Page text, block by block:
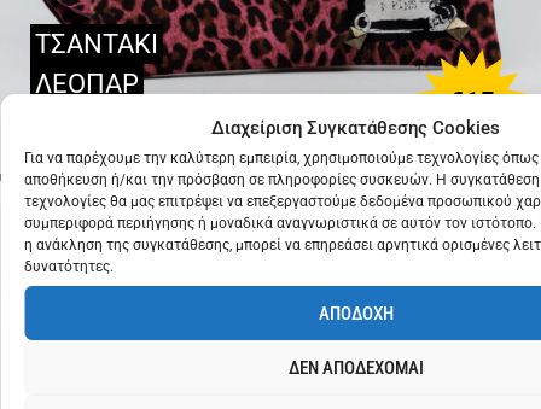
Διαχείριση Συγκατάθεσης Cookies
Για να παρέχουμε την καλύτερη εμπειρία, χρησιμοποιούμε τεχνολογίες
αποθήκευση ή/και την πρόσβαση σε πληροφορίες συσκευών. Η συγκατάθεση
τεχνολογίες θα μας επιτρέψει να επεξεργαστούμε δεδομένα προσωπικού
συμπεριφορά περιήγησης ή μοναδικά αναγνωριστικά σε αυτόν τον
η ανάκληση της συγκατάθεσης, μπορεί να επηρεάσει αρνητικά ορισμένες
δυνατότητες.
ΑΠΟΔΟΧΗ
ΔΕΝ ΑΠΟΔΕΧΟΜΑΙ
ΤΣΑΝΤΑΚΙ
ΛΕΟΠΑΡ
€15